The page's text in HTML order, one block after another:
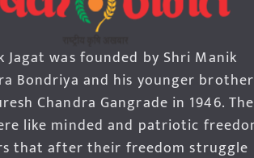
Jagat was founded by Shri Manik
Bondriya and his younger brother
Chandra Gangrade in 1946. The
like minded and patriotic
that after their freedom struggle